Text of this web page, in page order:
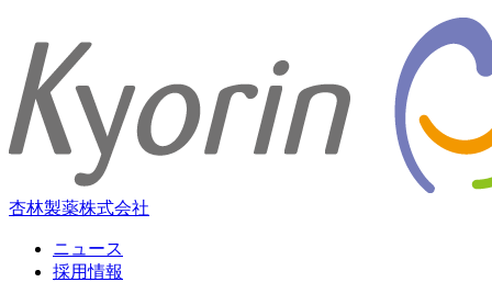
杏林製薬株式会社
ニュース
採用情報